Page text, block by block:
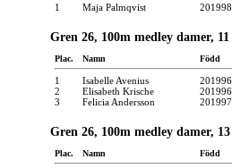
1 Maja Palmqvist 201998
Gren 26, 100m medley damer,
Plac. Namn Född
1 Isabelle Avenius
201996
2
Elisabeth Krische
201996
3
Felicia Andersson 201997
Gren 26, 100m medley damer,
Plac. Namn Född